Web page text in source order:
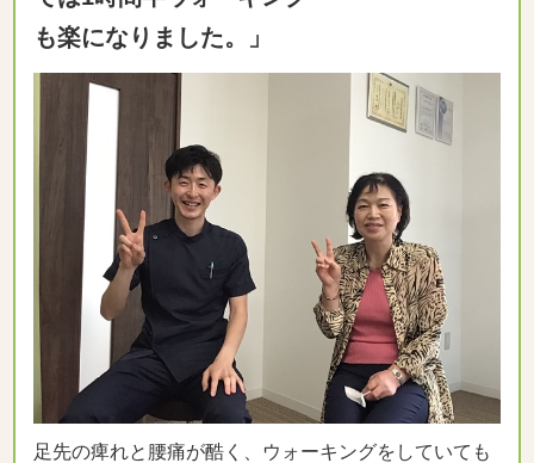
も楽になりました。」
足先の痺れと腰痛が酷く、ウォーキングをしていても